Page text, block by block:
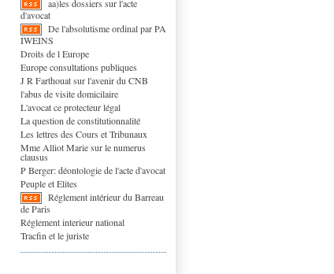
aa)les dossiers sur l'acte
d'avocat
De l'absolutisme ordinal par PA
IWEINS
Droits de l Europe
Europe consultations publiques
J R Farthouat sur l'avenir du CNB
l'abus de visite domicilaire
L'avocat ce protecteur légal
La question de constitutionnalité
Les lettres des Cours et Tribunaux
Mme Alliot Marie sur le numerus
clausus
P Berger: déontologie de l'acte d'avocat
Peuple et Elites
Réglement intérieur du Barreau
de Paris
Réglement interieur national
Tracfin et le juriste